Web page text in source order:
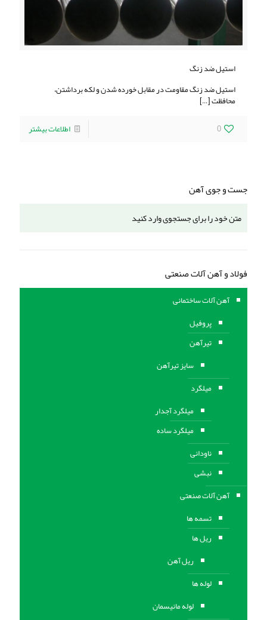
استیل ضد زنگ
استیل ضد زنگ مقاومت در مقابل خورده شدن و لکه برداشتن،
محافظت[…]
0
اطلاعات بیشتر
جست و جوی آهن
فولاد و آهن آلات صنعتی
آهن آلات ساختمانی
پروفیل
تیرآهن
سایز تیرآهن
میلگرد
میلگرد آجدار
میلگرد ساده
ناودانی
نبشی
آهن آلات صنعتی
تسمه ها
ریل ها
ریل آهن
لوله ها
لوله مانیسمان